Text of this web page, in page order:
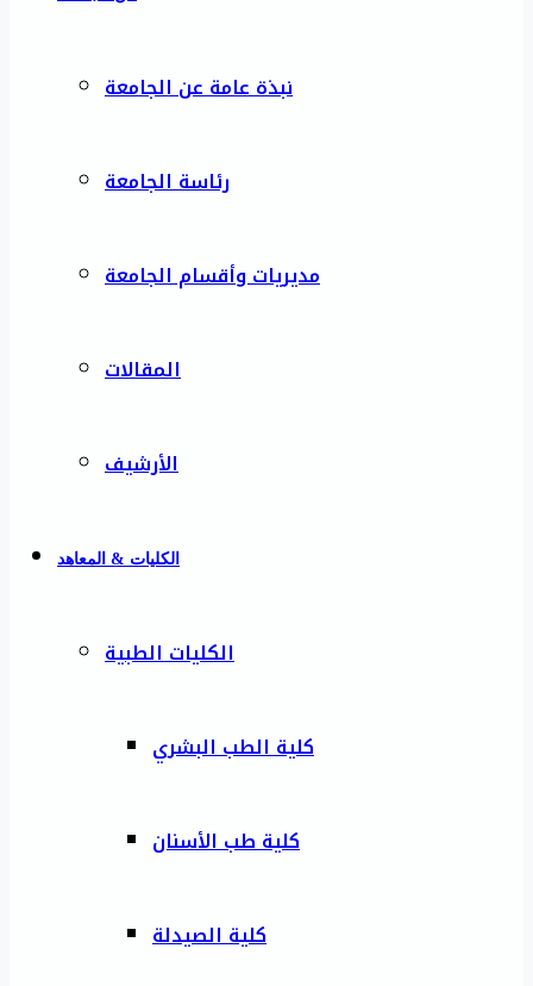
نبذة عامة عن الجامعة
رئاسة الجامعة
مديريات وأقسام الجامعة
المقالات
الأرشيف
الكليات & المعاهد
الكليات الطبية
كلية الطب البشري
كلية طب الأسنان
كلية الصيدلة